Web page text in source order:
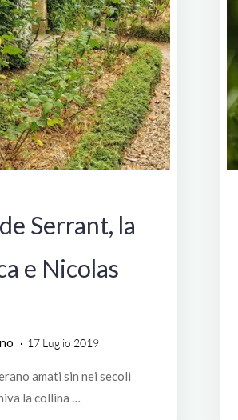
Serrant, la
e Nicolas
17 Luglio 2019
amati sin nei secoli
la collina …